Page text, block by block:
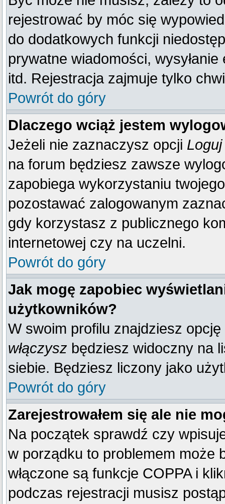
rejestrować by móc się
do dodatkowych funkcji
prywatne wiadomości,
itd. Rejestracja zajmuje tylko
Powrót do góry
Dlaczego wciąż jestem
Jeżeli nie zaznaczysz opcji
na forum będziesz zawsze
zapobiega wykorzystaniu
pozostawać zalogowanym
gdy korzystasz z publicznego
internetowej czy na uczelni.
Powrót do góry
Jak mogę zapobiec
użytkowników?
W swoim profilu znajdziesz opcję
włączysz będziesz widoczny na
siebie. Będziesz liczony jako
Powrót do góry
Zarejestrowałem się ale nie
Na początek sprawdź czy
w porządku to problemem może
włączone są funkcje COPPA i
podczas rejestracji musisz